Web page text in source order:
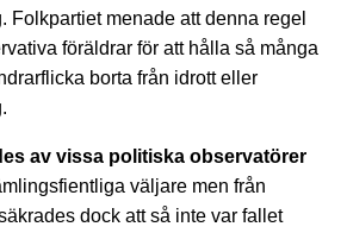
Folkpartiet menade att denna regel
föräldrar för att hålla så många
borta från idrott eller
av vissa politiska observatörer
väljare men från
dock att så inte var fallet